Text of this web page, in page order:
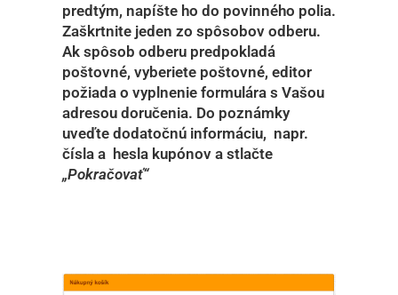
predtým, napíšte ho do povinného polia.
Zaškrtnite jeden zo spôsobov odberu.
Ak spôsob odberu predpokladá
poštovné, vyberiete poštovné, editor
požiada o vyplnenie formulára s Vašou
adresou doručenia. Do poznámky
uveďte dodatočnú informáciu, napr.
čísla a hesla kupónov a stlačte
„Pokračovať“